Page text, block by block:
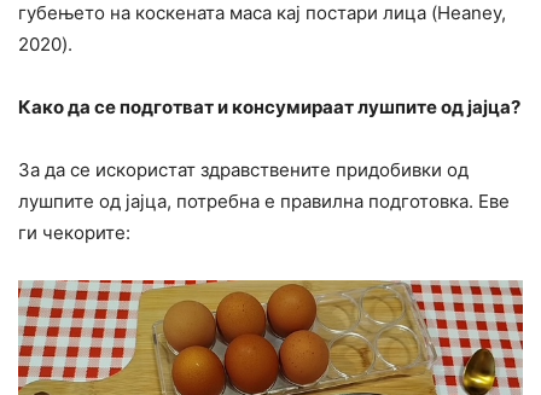
губењето на коскената маса кај постари лица (Heaney,
2020).
Како да се подготват и консумираат лушпите од јајца?
За да се искористат здравствените придобивки од
лушпите од јајца, потребна е правилна подготовка. Еве
ги чекорите: